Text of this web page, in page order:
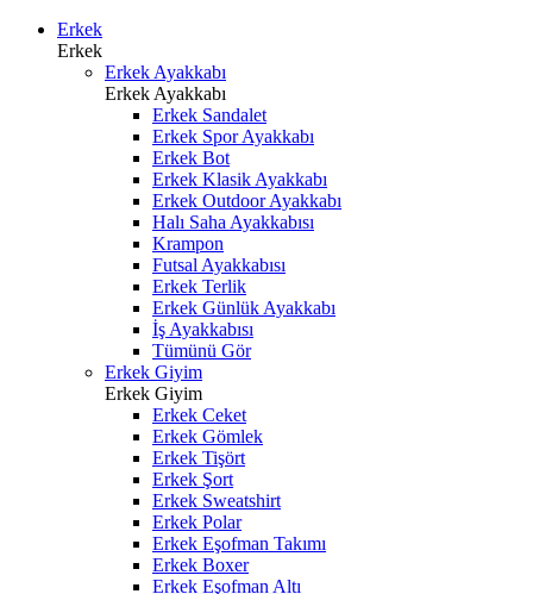
Erkek
Erkek
Erkek Ayakkabı
Erkek Ayakkabı
Erkek Sandalet
Erkek Spor Ayakkabı
Erkek Bot
Erkek Klasik Ayakkabı
Erkek Outdoor Ayakkabı
Halı Saha Ayakkabısı
Krampon
Futsal Ayakkabısı
Erkek Terlik
Erkek Günlük Ayakkabı
İş Ayakkabısı
Tümünü Gör
Erkek Giyim
Erkek Giyim
Erkek Ceket
Erkek Gömlek
Erkek Tişört
Erkek Şort
Erkek Sweatshirt
Erkek Polar
Erkek Eşofman Takımı
Erkek Boxer
Erkek Eşofman Altı